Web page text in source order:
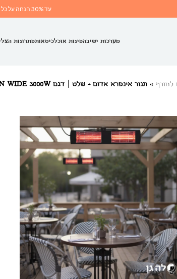
עד 30% הנחה על כל האתר
מערכות ישיבהפינות אוכלכיסאותפתרונות
לחורף » תנור אינפרא אדום + שלט | דגם TITAN WIDE 3000W | שחור